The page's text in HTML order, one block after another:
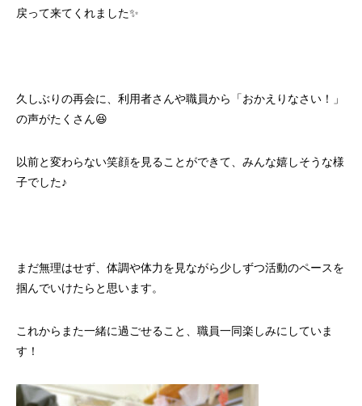
戻って来てくれました✨
久しぶりの再会に、利用者さんや職員から「おかえりなさい！」
の声がたくさん😆
以前と変わらない笑顔を見ることができて、みんな嬉しそうな様
子でした♪
まだ無理はせず、体調や体力を見ながら少しずつ活動のペースを
掴んでいけたらと思います。
これからまた一緒に過ごせること、職員一同楽しみにしていま
す！